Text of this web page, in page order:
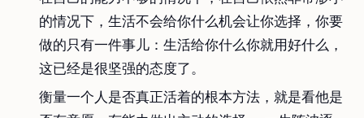
的情况下，生活不会给你什么机会让你选择，你要
做的只有一件事儿：生活给你什么你就用好什么，
这已经是很坚强的态度了。
衡量一个人是否真正活着的根本方法，就是看他是